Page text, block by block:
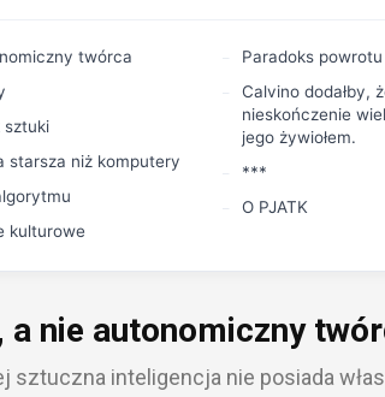
twórca
sztuki
starsza niż komputery
kulturowe
Paradoks powrotu
Calvino dodałby,
nieskończenie
jego żywiołem.
***
O PJATK
a nie autonomiczny
sztuczna inteligencja nie posiada